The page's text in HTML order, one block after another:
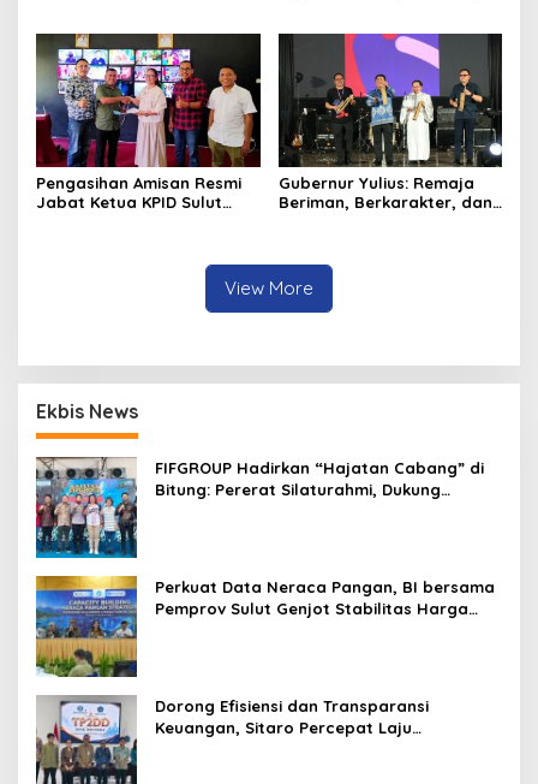
di Tompaso
Pengasihan Amisan Resmi
Jabat Ketua KPID Sulut
Gubernur Yulius: Remaja
Beriman, Berkarakter, dan
View More
Ekbis News
FIFGROUP Hadirkan “Hajatan Cabang” di
Bitung: Pererat Silaturahmi, Dukung
Perkuat Data Neraca Pangan, BI bersama
Pemprov Sulut Genjot Stabilitas Harga
Dorong Efisiensi dan Transparansi
Keuangan, Sitaro Percepat Laju